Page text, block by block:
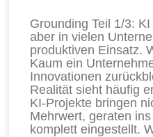
Grounding Teil 1/3:
aber in vielen
produktiven Einsatz.
Kaum ein
Innovationen
Realität sieht häufig
KI-Projekte bringen
Mehrwert, geraten
komplett eingestellt.